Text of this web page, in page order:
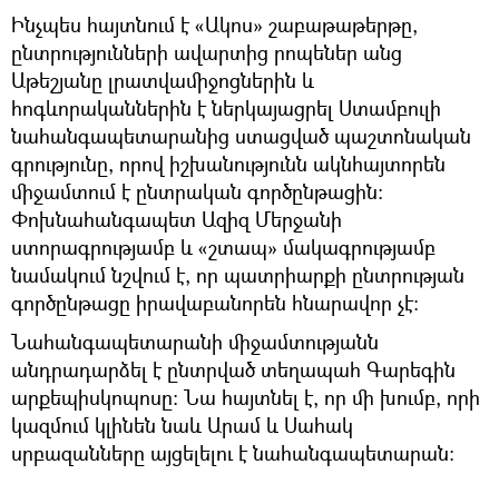
Ինչպես հայտնում է «Ակոս» շաբաթաթերթը,
ընտրությունների ավարտից րոպեներ անց
Աթեշյանը լրատվամիջոցներին և
հոգևորականներին է ներկայացրել Ստամբուլի
նահանգապետարանից ստացված պաշտոնական
գրությունը, որով իշխանությունն ակնհայտորեն
միջամտում է ընտրական գործընթացին:
Փոխնահանգապետ Ազիզ Մերջանի
ստորագրությամբ և «շտապ» մակագրությամբ
նամակում նշվում է, որ պատրիարքի ընտրության
գործընթացը իրավաբանորեն հնարավոր չէ:
Նահանգապետարանի միջամտությանն
անդրադարձել է ընտրված տեղապահ Գարեգին
արքեպիսկոպոսը: Նա հայտնել է, որ մի խումբ, որի
կազմում կլինեն նաև Արամ և Սահակ
սրբազանները այցելելու է նահանգապետարան: